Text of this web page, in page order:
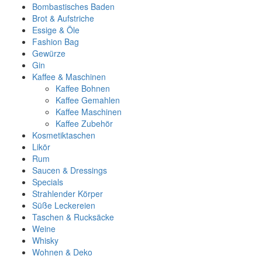
Bombastisches Baden
Brot & Aufstriche
Essige & Öle
Fashion Bag
Gewürze
Gin
Kaffee & Maschinen
Kaffee Bohnen
Kaffee Gemahlen
Kaffee Maschinen
Kaffee Zubehör
Kosmetiktaschen
Likör
Rum
Saucen & Dressings
Specials
Strahlender Körper
Süße Leckereien
Taschen & Rucksäcke
Weine
Whisky
Wohnen & Deko